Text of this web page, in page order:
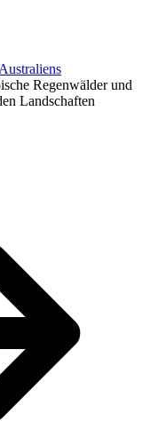
Regenwälder und
Landschaften